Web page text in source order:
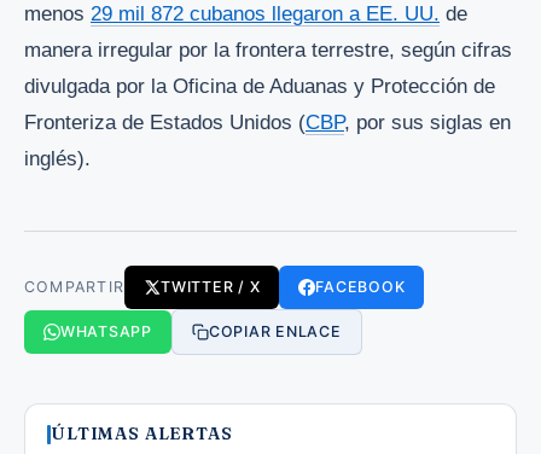
menos 29 mil 872 cubanos llegaron a EE. UU. de
manera irregular por la frontera terrestre, según cifras
divulgada por la Oficina de Aduanas y Protección de
Fronteriza de Estados Unidos (CBP, por sus siglas en
inglés).
COMPARTIR TWITTER / X FACEBOOK
WHATSAPP COPIAR ENLACE
ÚLTIMAS ALERTAS